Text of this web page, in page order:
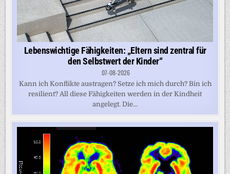
Lebenswichtige Fähigkeiten: „Eltern sind zentral für
den Selbstwert der Kinder“
07-08-2026
Kann ich Konflikte austragen? Setze ich mich durch? Bin ich
resilient? All diese Fähigkeiten werden in der Kindheit
angelegt. Die...